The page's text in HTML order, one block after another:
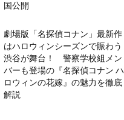
国公開
劇場版「名探偵コナン」最新作
はハロウィンシーズンで賑わう
渋谷が舞台！ 警察学校組メン
バーも登場の『名探偵コナン ハ
ロウィンの花嫁』の魅力を徹底
解説